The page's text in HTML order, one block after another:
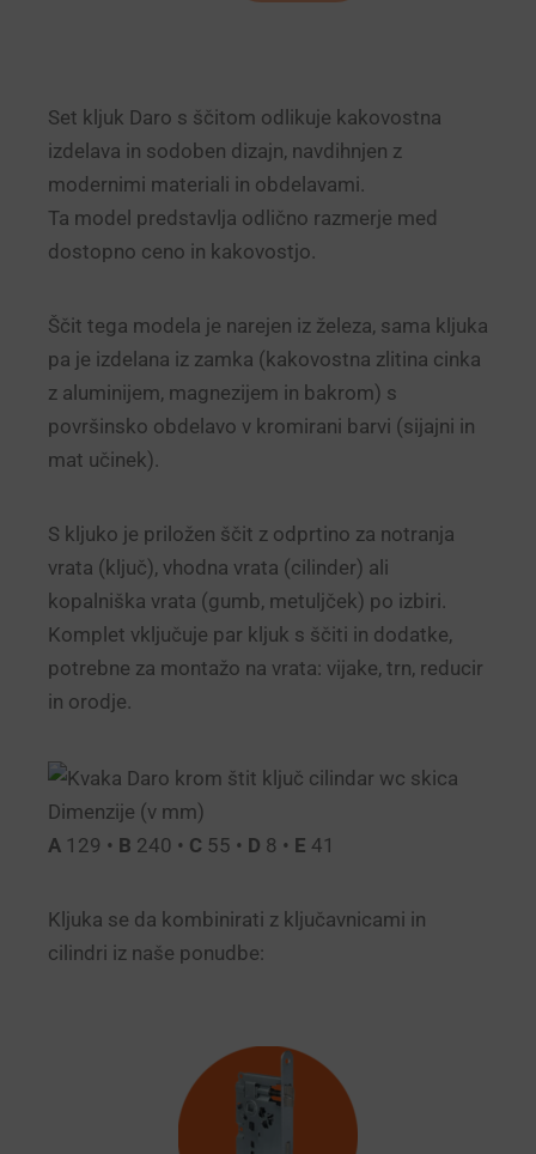
Set kljuk Daro s ščitom odlikuje kakovostna
izdelava in sodoben dizajn, navdihnjen z
modernimi materiali in obdelavami.
Ta model predstavlja odlično razmerje med
dostopno ceno in kakovostjo.
Ščit tega modela je narejen iz železa, sama kljuka
pa je izdelana iz zamka (kakovostna zlitina cinka
z aluminijem, magnezijem in bakrom) s
površinsko obdelavo v kromirani barvi (sijajni in
mat učinek).
S kljuko je priložen ščit z odprtino za notranja
vrata (ključ), vhodna vrata (cilinder) ali
kopalniška vrata (gumb, metuljček) po izbiri.
Komplet vključuje par kljuk s ščiti in dodatke,
potrebne za montažo na vrata: vijake, trn, reducir
in orodje.
Dimenzije (v mm)
A 129 • B 240 • C 55 • D 8 • E 41
Kljuka se da kombinirati z ključavnicami in
cilindri iz naše ponudbe: